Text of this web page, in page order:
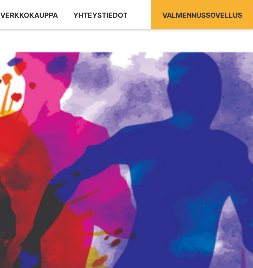
VERKKOKAUPPA YHTEYSTIEDOT VALMENNUSSOVELLUS